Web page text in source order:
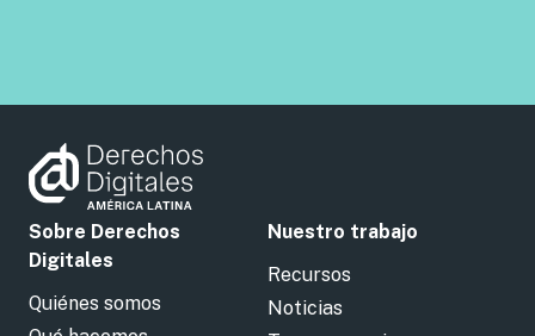
Sobre Derechos
Digitales
Quiénes somos
Nuestro trabajo
Recursos
Noticias